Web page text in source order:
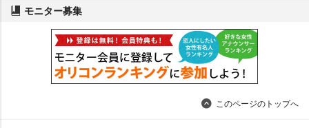
モニター募集
このページのトップへ